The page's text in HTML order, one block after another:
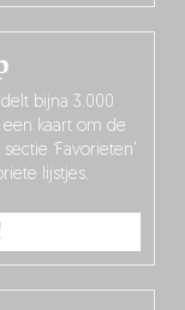
bijna 3.000
een kaart om de
‘Favorieten’
lijstjes.